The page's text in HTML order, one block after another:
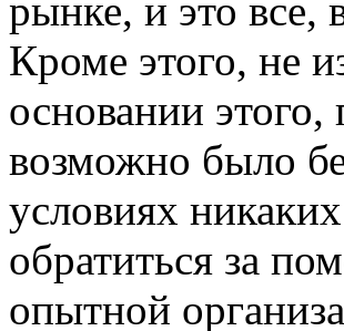
рынке, и это все,
Кроме этого, не
основании
возможно было
условиях
обратиться за
опытной